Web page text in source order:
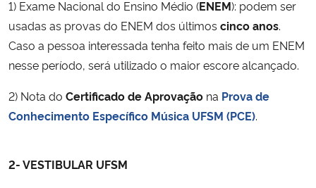
1) Exame Nacional do Ensino Médio (ENEM): podem ser
usadas as provas do ENEM dos últimos cinco anos.
Caso a pessoa interessada tenha feito mais de um ENEM
nesse período, será utilizado o maior escore alcançado.
2) Nota do Certificado de Aprovação na Prova de
Conhecimento Específico Música UFSM (PCE).
2- VESTIBULAR UFSM